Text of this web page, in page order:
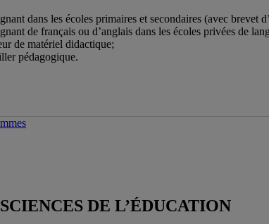
dans les écoles primaires et secondaires (avec brevet
de français ou d’anglais dans les écoles privées de
de matériel didactique;
pédagogique.
DE L’ÉDUCATION